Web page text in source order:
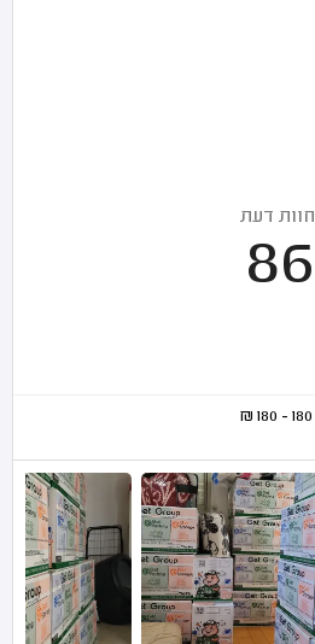
חוות דעת
86
180 - 180
₪